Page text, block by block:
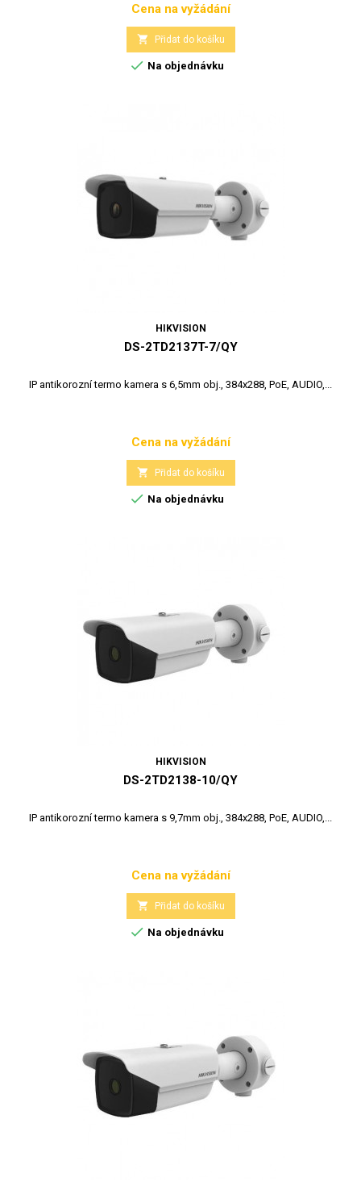
Cena
Cena na vyžádání
 Přidat do košíku
 Na objednávku
HIKVISION
DS-2TD2137T-7/QY
IP antikorozní termo kamera s 6,5mm obj., 384x288, PoE, AUDIO,...
Cena
Cena na vyžádání
 Přidat do košíku
 Na objednávku
HIKVISION
DS-2TD2138-10/QY
IP antikorozní termo kamera s 9,7mm obj., 384x288, PoE, AUDIO,...
Cena
Cena na vyžádání
 Přidat do košíku
 Na objednávku